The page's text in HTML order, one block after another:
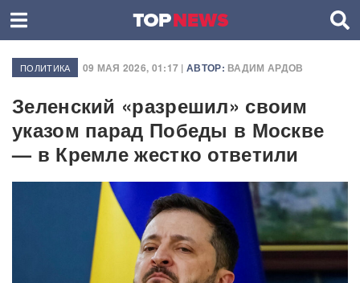
ПОЛИТИКА 09 МАЯ 2026, 01:17 | АВТОР: ВАДИМ АРДОВ
Зеленский «разрешил» своим
указом парад Победы в Москве
— в Кремле жестко ответили